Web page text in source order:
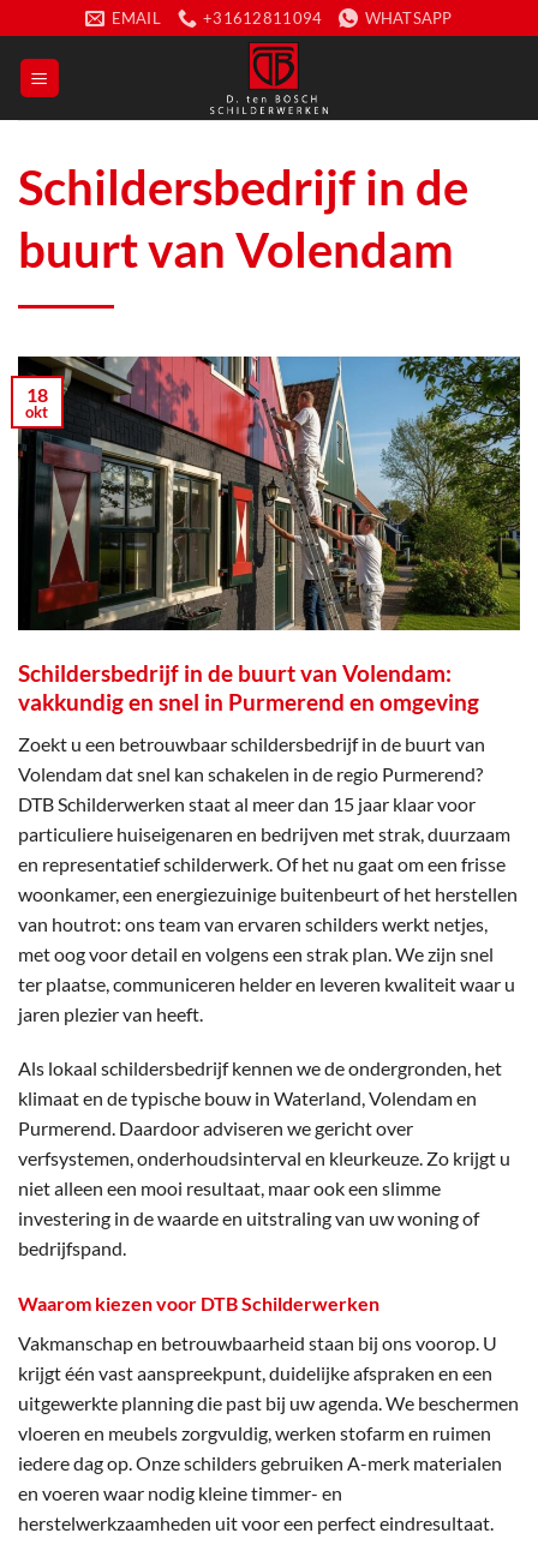
inhoud
EMAIL +31612811094 WHATSAPP
Schildersbedrijf in de
buurt van Volendam
18
okt
Schildersbedrijf in de buurt van Volendam:
vakkundig en snel in Purmerend en omgeving
Zoekt u een betrouwbaar schildersbedrijf in de buurt van
Volendam dat snel kan schakelen in de regio Purmerend?
DTB Schilderwerken staat al meer dan 15 jaar klaar voor
particuliere huiseigenaren en bedrijven met strak, duurzaam
en representatief schilderwerk. Of het nu gaat om een frisse
woonkamer, een energiezuinige buitenbeurt of het herstellen
van houtrot: ons team van ervaren schilders werkt netjes,
met oog voor detail en volgens een strak plan. We zijn snel
ter plaatse, communiceren helder en leveren kwaliteit waar u
jaren plezier van heeft.
Als lokaal schildersbedrijf kennen we de ondergronden, het
klimaat en de typische bouw in Waterland, Volendam en
Purmerend. Daardoor adviseren we gericht over
verfsystemen, onderhoudsinterval en kleurkeuze. Zo krijgt u
niet alleen een mooi resultaat, maar ook een slimme
investering in de waarde en uitstraling van uw woning of
bedrijfspand.
Waarom kiezen voor DTB Schilderwerken
Vakmanschap en betrouwbaarheid staan bij ons voorop. U
krijgt één vast aanspreekpunt, duidelijke afspraken en een
uitgewerkte planning die past bij uw agenda. We beschermen
vloeren en meubels zorgvuldig, werken stofarm en ruimen
iedere dag op. Onze schilders gebruiken A-merk materialen
en voeren waar nodig kleine timmer- en
herstelwerkzaamheden uit voor een perfect eindresultaat.